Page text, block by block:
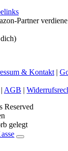
Partner
& Kontakt |
| AGB |
Reserved
gelegt